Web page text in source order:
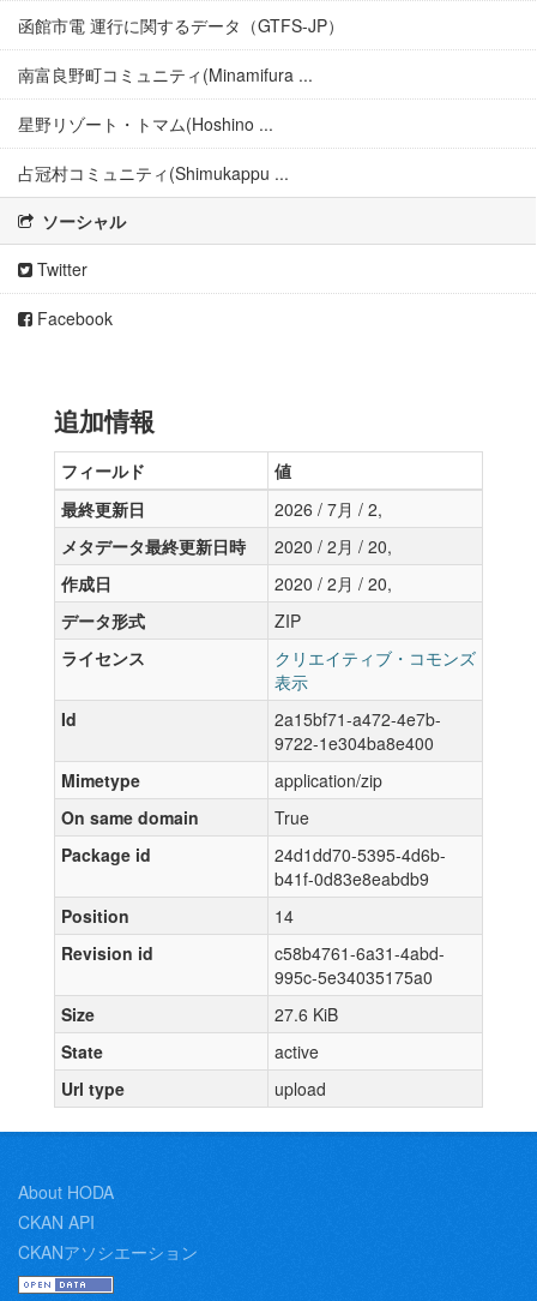
函館市電 運行に関するデータ（GTFS-JP）
南富良野町コミュニティ(Minamifura ...
星野リゾート・トマム(Hoshino ...
占冠村コミュニティ(Shimukappu ...
ソーシャル
Twitter
Facebook
追加情報
フィールド
値
最終更新日
2026 / 7月 / 2,
メタデータ最終更新日時
2020 / 2月 / 20,
作成日
2020 / 2月 / 20,
データ形式
ZIP
ライセンス
クリエイティブ・コモンズ
表示
Id
2a15bf71-a472-4e7b-
9722-1e304ba8e400
Mimetype
application/zip
On same domain
True
Package id
24d1dd70-5395-4d6b-
b41f-0d83e8eabdb9
Position
14
Revision id
c58b4761-6a31-4abd-
995c-5e34035175a0
Size
27.6 KiB
State
active
Url type
upload
About HODA
CKAN API
CKANアソシエーション